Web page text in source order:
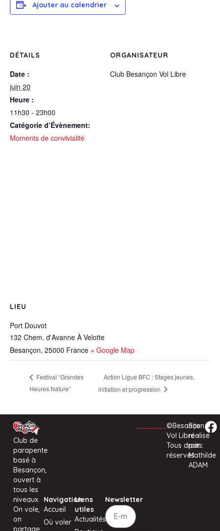
Ajouter au calendrier
DÉTAILS
Date :
juin 20
Heure :
11h30 - 23h00
Catégorie d’Évènement:
Moments de convivialité
ORGANISATEUR
Club Besançon Vol Libre
LIEU
Port Douvot
132 Chem. d'Avanne À Velotte
Besançon, 25000 France + Google Map
Festival “Grandes
Heures Nature”
Action Ligue BFC : Stages jeunes,
initiation et progression
Club de
parapente
basé à
Besançon,
ouvert à
tous les
niveaux.
On vole,
on
partage,
Navigation
Accueil
Où voler
Liens
utiles
Actualités
Newsletter
©Besançon
Vol Libre -
Tous droits
réservés
Site
réalisé
par :
Mathilde
ADAM